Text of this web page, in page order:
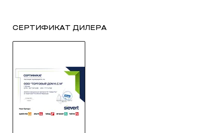
СЕРТИФИКАТ ДИЛЕРА